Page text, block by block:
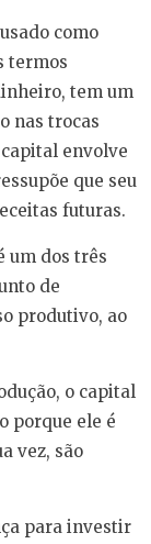
como
termos
tem um
nas trocas
envolve
que seu
futuras.
um dos três
de
produtivo, ao
o capital
porque ele é
vez, são
para investir